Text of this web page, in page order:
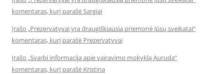
komentaras, kurį parašė Sargiai
Įrašo „Prezervatyvai yra draugiškiausia priemonė Jūsų sveikatai“
komentaras, kurį parašė Prezervatyvai
Įrašo „Svarbi informacija apie vairavimo mokyklą Auruda“
komentaras, kurį parašė Kristina